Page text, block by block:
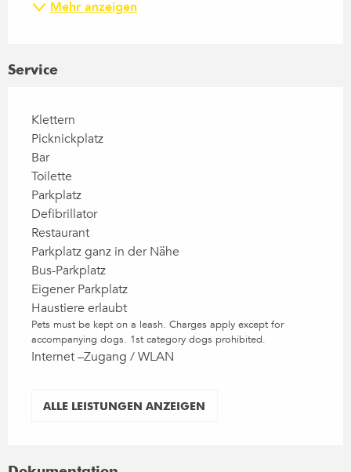
Mehr anzeigen
Service
Klettern
Picknickplatz
Bar
Toilette
Parkplatz
Defibrillator
Restaurant
Parkplatz ganz in der Nähe
Bus-Parkplatz
Eigener Parkplatz
Haustiere erlaubt
Pets must be kept on a leash. Charges apply except for
accompanying dogs. 1st category dogs prohibited.
Internet –Zugang / WLAN
ALLE LEISTUNGEN ANZEIGEN